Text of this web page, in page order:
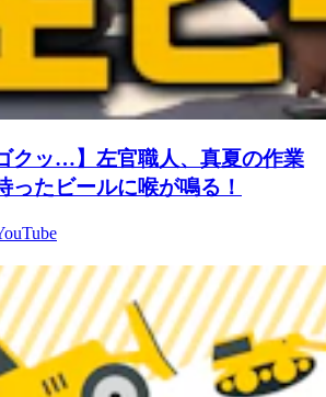
クッ…】左官職人、真夏の作業
ったビールに喉が鳴る！